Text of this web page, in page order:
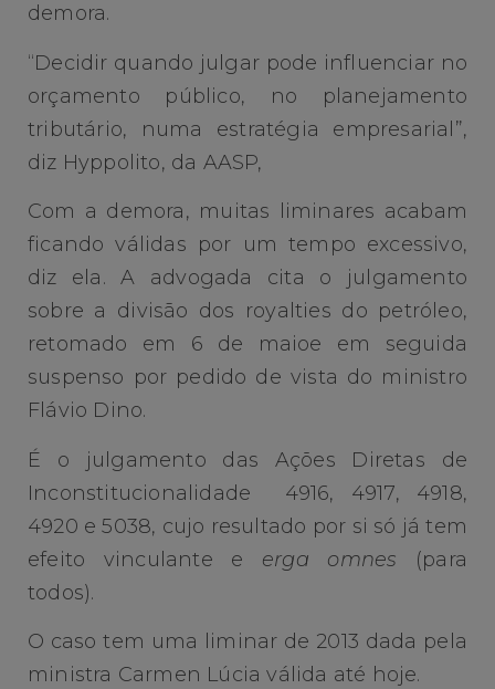
demora.
“Decidir quando julgar pode influenciar no
orçamento público, no planejamento
tributário, numa estratégia empresarial”,
diz Hyppolito, da AASP,
Com a demora, muitas liminares acabam
ficando válidas por um tempo excessivo,
diz ela. A advogada cita o julgamento
sobre a divisão dos royalties do petróleo,
retomado em 6 de maioe em seguida
suspenso por pedido de vista do ministro
Flávio Dino.
É o julgamento das Ações Diretas de
Inconstitucionalidade 4916, 4917, 4918,
4920 e 5038, cujo resultado por si só já tem
efeito vinculante e erga omnes (para
todos).
O caso tem uma liminar de 2013 dada pela
ministra Carmen Lúcia válida até hoje.